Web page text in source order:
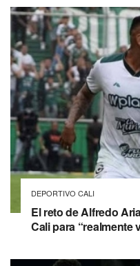
DEPORTIVO CALI
El reto de Alfredo
Cali para “realmente